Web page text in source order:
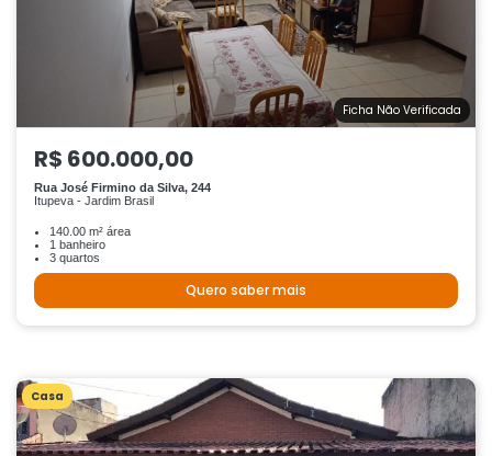
Ficha Não Verificada
R$ 600.000,00
Rua José Firmino da Silva, 244
Itupeva - Jardim Brasil
140.00 m² área
1 banheiro
3 quartos
Quero saber mais
Casa